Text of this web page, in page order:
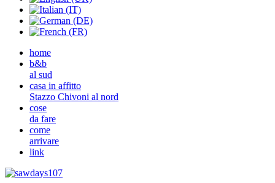
home
b&b
al sud
casa in affitto
Stazzo Chivoni al nord
cose
da fare
come
arrivare
link